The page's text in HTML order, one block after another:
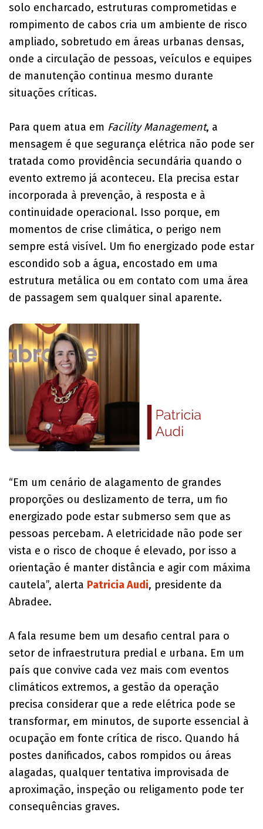
solo encharcado, estruturas comprometidas e
rompimento de cabos cria um ambiente de risco
ampliado, sobretudo em áreas urbanas densas,
onde a circulação de pessoas, veículos e equipes
de manutenção continua mesmo durante
situações críticas.
Para quem atua em Facility Management, a
mensagem é que segurança elétrica não pode ser
tratada como providência secundária quando o
evento extremo já aconteceu. Ela precisa estar
incorporada à prevenção, à resposta e à
continuidade operacional. Isso porque, em
momentos de crise climática, o perigo nem
sempre está visível. Um fio energizado pode estar
escondido sob a água, encostado em uma
estrutura metálica ou em contato com uma área
de passagem sem qualquer sinal aparente.
“Em um cenário de alagamento de grandes
proporções ou deslizamento de terra, um fio
energizado pode estar submerso sem que as
pessoas percebam. A eletricidade não pode ser
vista e o risco de choque é elevado, por isso a
orientação é manter distância e agir com máxima
cautela”, alerta Patricia Audi, presidente da
Abradee.
A fala resume bem um desafio central para o
setor de infraestrutura predial e urbana. Em um
país que convive cada vez mais com eventos
climáticos extremos, a gestão da operação
precisa considerar que a rede elétrica pode se
transformar, em minutos, de suporte essencial à
ocupação em fonte crítica de risco. Quando há
postes danificados, cabos rompidos ou áreas
alagadas, qualquer tentativa improvisada de
aproximação, inspeção ou religamento pode ter
consequências graves.